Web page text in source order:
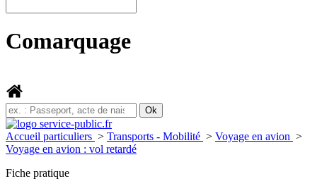
Comarquage
Accueil particuliers > Transports - Mobilité > Voyage en avion >
Voyage en avion : vol retardé
Fiche pratique